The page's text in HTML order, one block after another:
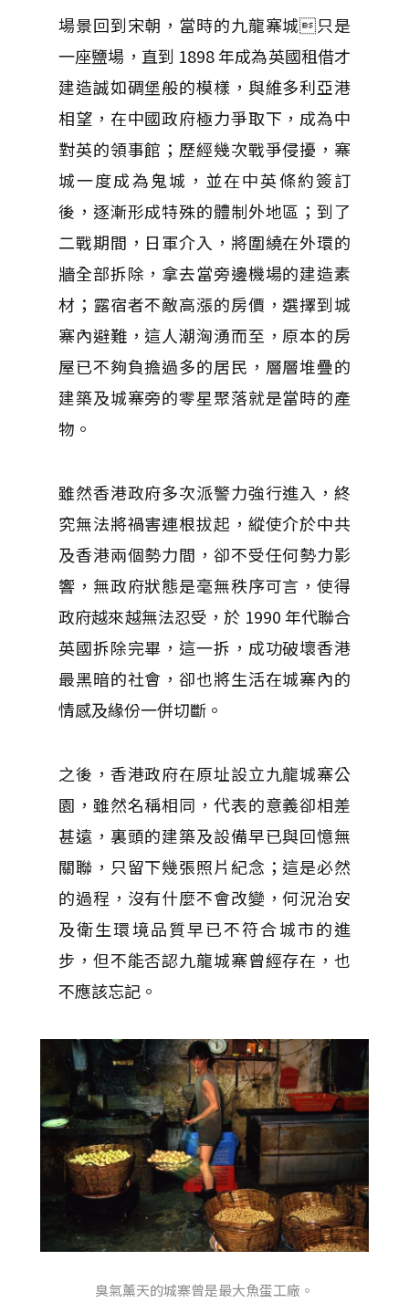
場景回到宋朝，當時的九龍寨城只是
一座鹽場，直到 1898 年成為英國租借才
建造誠如碉堡般的模樣，與維多利亞港
相望，在中國政府極力爭取下，成為中
對英的領事館；歷經幾次戰爭侵擾，寨
城一度成為鬼城，並在中英條約簽訂
後，逐漸形成特殊的體制外地區；到了
二戰期間，日軍介入，將圍繞在外環的
牆全部拆除，拿去當旁邊機場的建造素
材；露宿者不敵高漲的房價，選擇到城
寨內避難，這人潮洶湧而至，原本的房
屋已不夠負擔過多的居民，層層堆疊的
建築及城寨旁的零星聚落就是當時的產
物。
雖然香港政府多次派警力強行進入，終
究無法將禍害連根拔起，縱使介於中共
及香港兩個勢力間，卻不受任何勢力影
響，無政府狀態是毫無秩序可言，使得
政府越來越無法忍受，於 1990 年代聯合
英國拆除完畢，這一拆，成功破壞香港
最黑暗的社會，卻也將生活在城寨內的
情感及緣份一併切斷。
之後，香港政府在原址設立九龍城寨公
園，雖然名稱相同，代表的意義卻相差
甚遠，裏頭的建築及設備早已與回憶無
關聯，只留下幾張照片紀念；這是必然
的過程，沒有什麼不會改變，何況治安
及衛生環境品質早已不符合城市的進
步，但不能否認九龍城寨曾經存在，也
不應該忘記。
臭氣薰天的城寨曾是最大魚蛋工廠。